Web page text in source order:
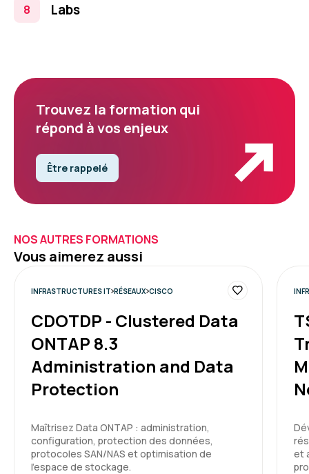
Labs
Trouvez la formation qui
répond à vos enjeux
Être rappelé
NOS AUTRES FORMATIONS
Vous aimerez aussi
INFRASTRUCTURES IT RÉSEAUX CISCO
CDOTDP - Clustered Data
ONTAP 8.3
Administration and Data
Protection
Maîtrisez Data ONTAP : administration,
configuration, protection des données,
protocoles SAN/NAS et optimisation de
l’espace de stockage.
et